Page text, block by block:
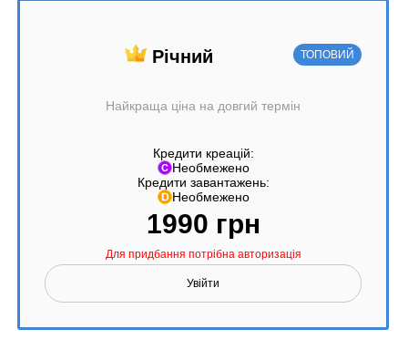
Річний
Найкраща ціна на довгий термін
Кредити креацій:
Необмежено
Кредити завантажень:
Необмежено
1990 грн
Для придбання потрібна авторизація
Увійти